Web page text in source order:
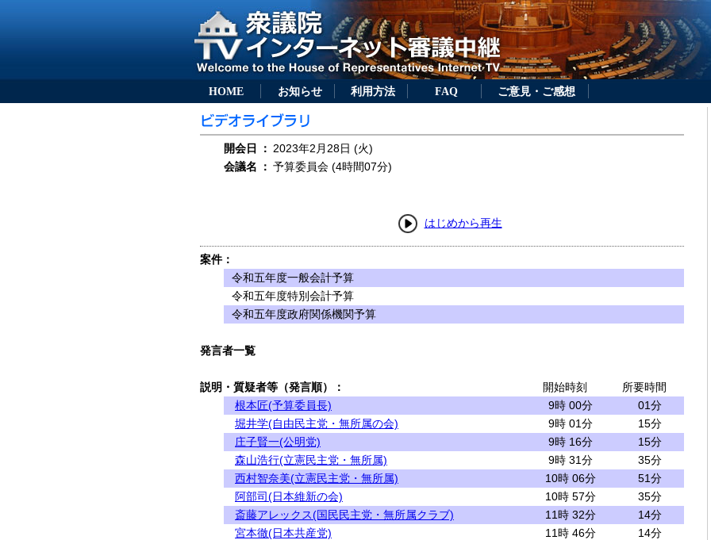
HOME お知らせ 利用方法 FAQ ご意見・ご感想
開会日 ： 2023年2月28日 (火)
会議名
： 予算委員会 (4時間07分)
はじめから再生
案件：
令和五年度一般会計予算
令和五年度特別会計予算
令和五年度政府関係機関予算
発言者一覧
説明・質疑者等（発言順）： 開始時刻
所要時間
根本匠(予算委員長)
9時 00分
01分
堀井学(自由民主党・無所属の会)
9時 01分
15分
庄子賢一(公明党)
9時 16分
15分
森山浩行(立憲民主党・無所属)
9時 31分
35分
西村智奈美(立憲民主党・無所属)
10時 06分
51分
阿部司(日本維新の会)
10時 57分
35分
斎藤アレックス(国民民主党・無所属クラブ)
11時 32分
14分
宮本徹(日本共産党)
11時 46分
14分